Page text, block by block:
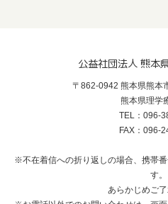
公益社団法人 熊本
〒862-0942 熊本県熊本
熊本県理学
TEL：096-
FAX：096-
※不在着信への折り返しの場合、携帯
す。
あらかじめご了